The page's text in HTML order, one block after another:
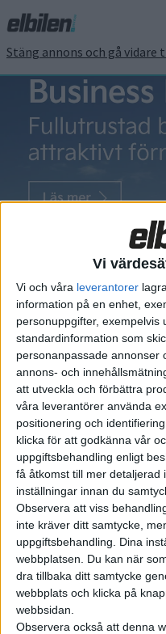
Vi
Vi och våra leverantorer
information på en enhet,
personuppgifter, exempelvis
standardinformation som
personanpassade annonser
annons- och
att utveckla och förbättra
våra leverantörer använda
positionering och
klicka för att godkänna vår
uppgiftsbehandling enligt
få åtkomst till mer detaljerad
inställningar innan du
Observera att viss
inte kräver ditt samtycke,
uppgiftsbehandling. Dina
webbplatsen. Du kan när
dra tillbaka ditt samtycke
webbplats och klicka på
webbsidan.
Observera också att denna
Stäng annons och gå vidare
Model
från
vissa
väldigt
Tesla har ökat
till 500 fordon
efter att ha gjort
den del av
batteripaketet
chassit. Detta
Tesla nu
i veckan. Nä...
Elbilens
Håll dig uppdaterad